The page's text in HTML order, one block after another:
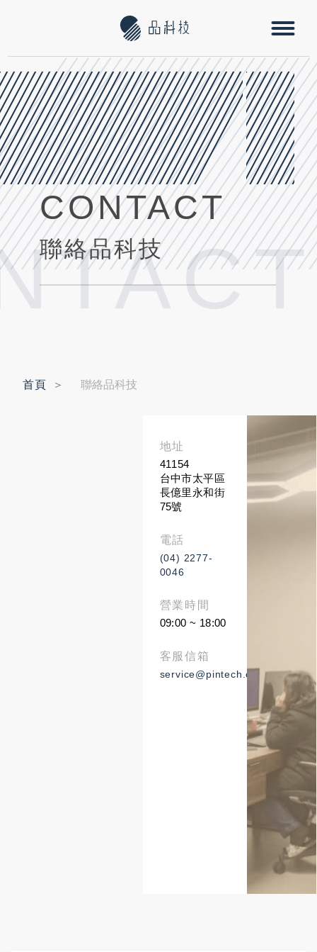
CONTACT
聯絡品科技
首頁 聯絡品科技
地址
41154
台中市太平區
長億里永和街
75號
電話
(04) 2277-
0046
營業時間
09:00 ~ 18:00
客服信箱
service@pintech.com.tw